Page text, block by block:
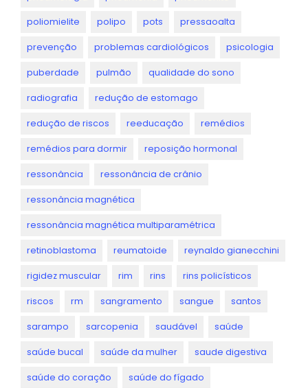
poliomielite polipo pots pressaoalta
prevenção problemas cardiológicos psicologia
puberdade pulmão qualidade do sono
radiografia redução de estomago
redução de riscos reeducação remédios
remédios para dormir reposição hormonal
ressonância ressonância de crânio
ressonância magnética
ressonância magnética multiparamétrica
retinoblastoma reumatoide reynaldo gianecchini
rigidez muscular rim rins rins policísticos
riscos rm sangramento sangue santos
sarampo sarcopenia saudável saúde
saúde bucal saúde da mulher saude digestiva
saúde do coração saúde do fígado